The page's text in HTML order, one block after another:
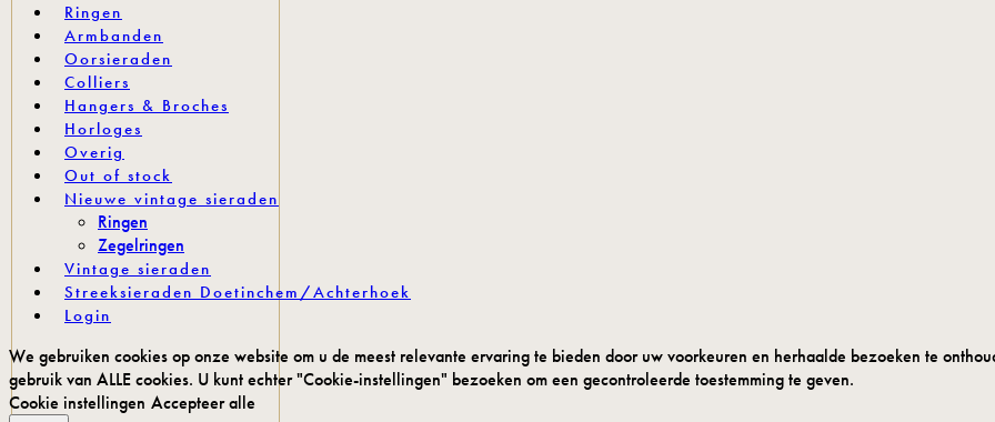
Ringen
Armbanden
Oorsieraden
Colliers
Hangers & Broches
Horloges
Overig
Out of stock
Nieuwe vintage sieraden
Ringen
Zegelringen
Vintage sieraden
Streeksieraden Doetinchem/Achterhoek
Login
We gebruiken cookies op onze website om u de meest relevante ervaring te bieden door uw voorkeuren en herhaalde bezoeken te
gebruik van ALLE cookies. U kunt echter "Cookie-instellingen" bezoeken om een gecontroleerde toestemming te geven.
Cookie instellingen Accepteer alle